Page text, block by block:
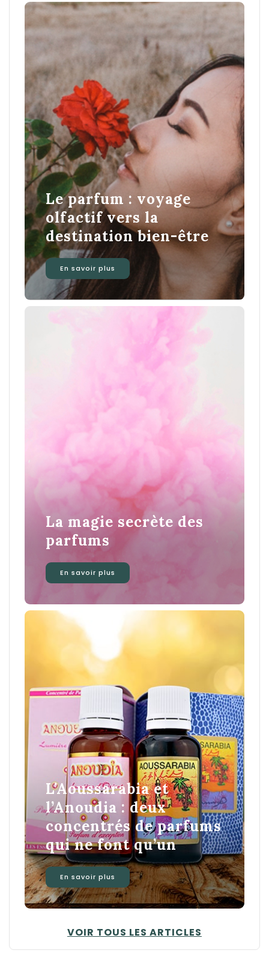
Le parfum : voyage
olfactif vers la
destination bien-être
En savoir plus
La magie secrète des
parfums
En savoir plus
L’Aoussarabia et
l’Anoudia : deux
concentrés de parfums
qui ne font qu’un
En savoir plus
VOIR TOUS LES ARTICLES